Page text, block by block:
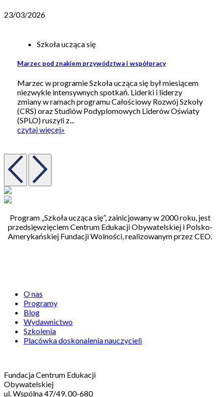
23/03/2026
Szkoła ucząca się
Marzec pod znakiem przywództwa i współpracy
Marzec w programie Szkoła ucząca się był miesiącem
niezwykle intensywnych spotkań. Liderki i liderzy
zmiany w ramach programu Całościowy Rozwój Szkoły
(CRS) oraz Studiów Podyplomowych Liderów Oświaty
(SPLO) ruszyli z...
czytaj więcej»
Program „Szkoła ucząca się”, zainicjowany w 2000 roku, jest
przedsięwzięciem Centrum Edukacji Obywatelskiej i Polsko-
Amerykańskiej Fundacji Wolności, realizowanym przez CEO.
O nas
Programy
Blog
Wydawnictwo
Szkolenia
Placówka doskonalenia nauczycieli
Fundacja Centrum Edukacji
Obywatelskiej
ul. Wspólna 47/49, 00-680